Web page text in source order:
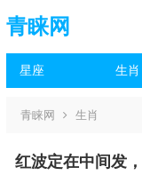
青睐网
星座 生肖
青睐网 生肖
红波定在中间发